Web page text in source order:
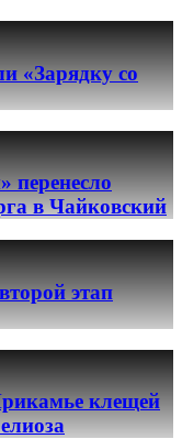
«Зарядку со
перенесло
в Чайковский
этап
клещей